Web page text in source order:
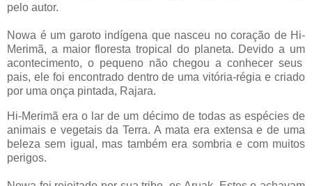
pelo autor.
Nowa é um garoto indígena que nasceu no coração de Hi-
Merimã, a maior floresta tropical do planeta. Devido a um
acontecimento, o pequeno não chegou a conhecer seus
pais, ele foi encontrado dentro de uma vitória-régia e criado
por uma onça pintada, Rajara.
Hi-Merimã era o lar de um décimo de todas as espécies de
animais e vegetais da Terra. A mata era extensa e de uma
beleza sem igual, mas também era sombria e com muitos
perigos.